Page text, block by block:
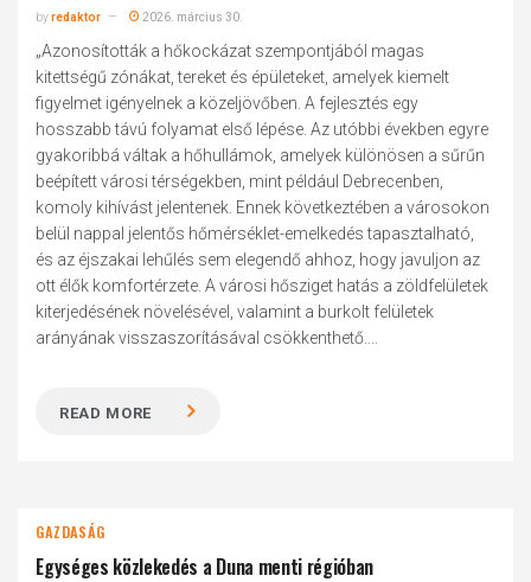
byredaktor 2026. március 30.
„Azonosították a hőkockázat szempontjából magas
kitettségű zónákat, tereket és épületeket, amelyek kiemelt
figyelmet igényelnek a közeljövőben. A fejlesztés egy
hosszabb távú folyamat első lépése. Az utóbbi években egyre
gyakoribbá váltak a hőhullámok, amelyek különösen a sűrűn
beépített városi térségekben, mint például Debrecenben,
komoly kihívást jelentenek. Ennek következtében a városokon
belül nappal jelentős hőmérséklet-emelkedés tapasztalható,
és az éjszakai lehűlés sem elegendő ahhoz, hogy javuljon az
ott élők komfortérzete. A városi hősziget hatás a zöldfelületek
kiterjedésének növelésével, valamint a burkolt felületek
arányának visszaszorításával csökkenthető....
READ MORE
GAZDASÁG
Egységes közlekedés a Duna menti régióban